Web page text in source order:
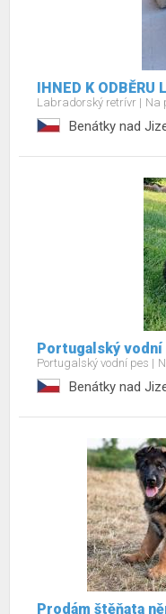
IHNED K
Labradorský retrívr Na
Benátky nad
Portugalský vodní
Portugalský vodní pes
Benátky nad
Prodám štěňata